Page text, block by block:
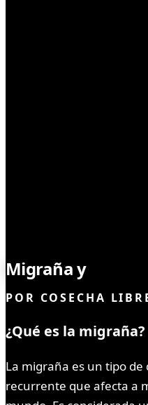
Migraña y
POR COSECHA
¿Qué es la migraña?
La migraña es un tipo
recurrente que afecta a